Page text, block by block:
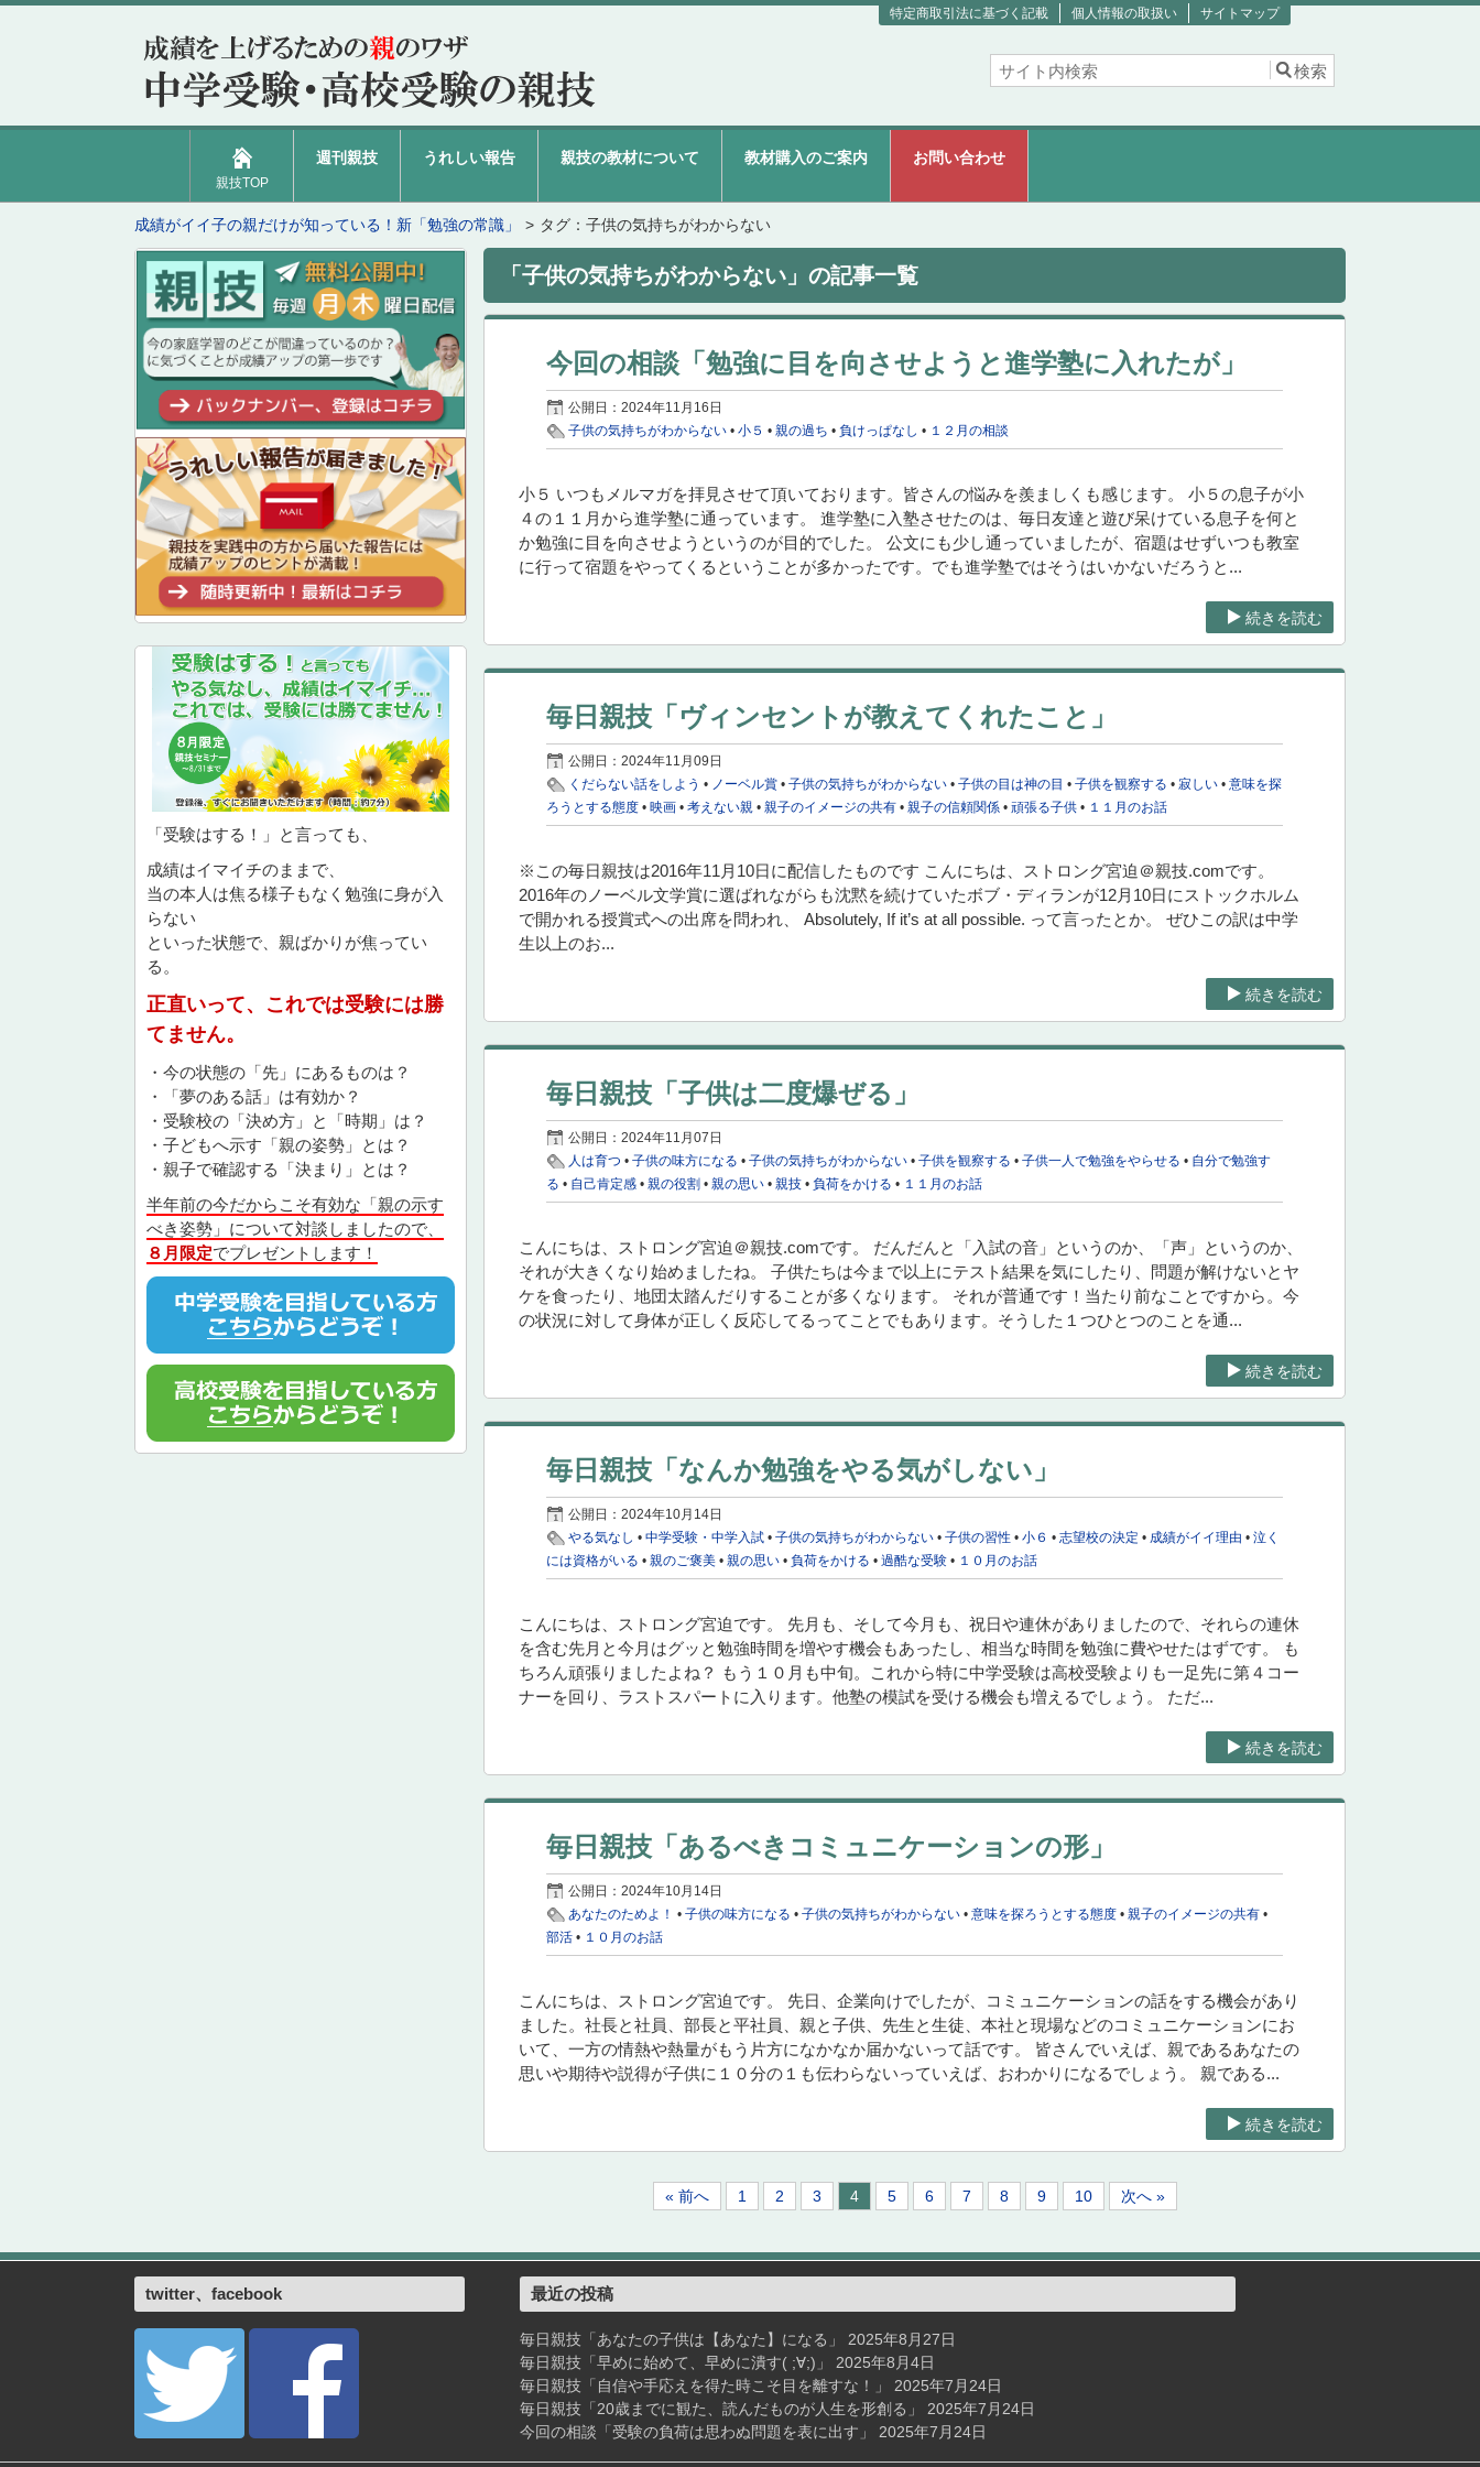
サイトマップ
個人情報の取扱い
特定商取引法に基づく記載
親技TOP
週刊親技 うれしい報告 親技の教材について 教材購入のご案内 お問い合わせ
成績がイイ子の親だけが知っている！新「勉強の常識」 タグ：子供の気持ちがわからない
「子供の気持ちがわからない」の記事一覧
今回の相談「勉強に目を向させようと進学塾に入れたが」
公開日：2024年11月16日
子供の気持ちがわからない •小５ •親の過ち • 負けっぱなし • １２月の相談
小５ いつもメルマガを拝見させて頂いております。皆さんの悩みを羨ましくも感じます。 小５の息子が小
４の１１月から進学塾に通っています。 進学塾に入塾させたのは、毎日友達と遊び呆けている息子を何と
か勉強に目を向させようというのが目的でした。 公文にも少し通っていましたが、宿題はせずいつも教室
に行って宿題をやってくるということが多かったです。でも進学塾ではそうはいかないだろうと...
続きを読む
毎日親技「ヴィンセントが教えてくれたこと」
公開日：2024年11月09日
くだらない話をしよう • ノーベル賞 •子供の気持ちがわからない •子供の目は神の目 •子供を観察する •寂しい •意味を探
ろうとする態度 •映画 •考えない親 •親子のイメージの共有 •親子の信頼関係 •頑張る子供 • １１月のお話
※この毎日親技は2016年11月10日に配信したものです こんにちは、ストロング宮迫＠親技.comです。
2016年のノーベル文学賞に選ばれながらも沈黙を続けていたボブ・ディランが12月10日にストックホルム
で開かれる授賞式への出席を問われ、 Absolutely, If it’s at all possible. って言ったとか。 ぜひこの訳は中学
生以上のお...
続きを読む
毎日親技「子供は二度爆ぜる」
公開日：2024年11月07日
人は育つ •子供の味方になる •子供の気持ちがわからない •子供を観察する •子供一人で勉強をやらせる • 自分で勉強す
る • 自己肯定感 •親の役割 •親の思い •親技 • 負荷をかける • １１月のお話
こんにちは、ストロング宮迫＠親技.comです。 だんだんと「入試の音」というのか、「声」というのか、
それが大きくなり始めましたね。 子供たちは今まで以上にテスト結果を気にしたり、問題が解けないとヤ
ケを食ったり、地団太踏んだりすることが多くなります。 それが普通です！当たり前なことですから。今
の状況に対して身体が正しく反応してるってことでもあります。そうした１つひとつのことを通...
続きを読む
毎日親技「なんか勉強をやる気がしない」
公開日：2024年10月14日
やる気なし •中学受験・中学入試 •子供の気持ちがわからない •子供の習性 •小６ •志望校の決定 • 成績がイイ理由 •泣く
には資格がいる •親のご褒美 •親の思い • 負荷をかける •過酷な受験 • １０月のお話
こんにちは、ストロング宮迫です。 先月も、そして今月も、祝日や連休がありましたので、それらの連休
を含む先月と今月はグッと勉強時間を増やす機会もあったし、相当な時間を勉強に費やせたはずです。 も
ちろん頑張りましたよね？ もう１０月も中旬。これから特に中学受験は高校受験よりも一足先に第４コー
ナーを回り、ラストスパートに入ります。他塾の模試を受ける機会も増えるでしょう。 ただ...
続きを読む
毎日親技「あるべきコミュニケーションの形」
公開日：2024年10月14日
あなたのためよ！ •子供の味方になる •子供の気持ちがわからない •意味を探ろうとする態度 •親子のイメージの共有 •
部活 • １０月のお話
こんにちは、ストロング宮迫です。 先日、企業向けでしたが、コミュニケーションの話をする機会があり
ました。社長と社員、部長と平社員、親と子供、先生と生徒、本社と現場などのコミュニケーションにお
いて、一方の情熱や熱量がもう片方になかなか届かないって話です。 皆さんでいえば、親であるあなたの
思いや期待や説得が子供に１０分の１も伝わらないっていえば、おわかりになるでしょう。 親である...
続きを読む
« 前へ 1 2 3 4 5 6 7 8 9 10 次へ »
「受験はする！」と言っても、
成績はイマイチのままで、
当の本人は焦る様子もなく勉強に身が入
らない
といった状態で、親ばかりが焦ってい
る。
正直いって、これでは受験には勝
てません。
・今の状態の「先」にあるものは？
・「夢のある話」は有効か？
・受験校の「決め方」と「時期」は？
・子どもへ示す「親の姿勢」とは？
・親子で確認する「決まり」とは？
半年前の今だからこそ有効な「親の示す
べき姿勢」について対談しましたので、
８月限定でプレゼントします！
twitter、facebook 最近の投稿
毎日親技「あなたの子供は【あなた】になる」
2025年8月27日
毎日親技「早めに始めて、早めに潰す( ;∀;)」
2025年8月4日
毎日親技「自信や手応えを得た時こそ目を離すな！」
2025年7月24日
毎日親技「20歳までに観た、読んだものが人生を形創る」
2025年7月24日
今回の相談「受験の負荷は思わぬ問題を表に出す」
2025年7月24日